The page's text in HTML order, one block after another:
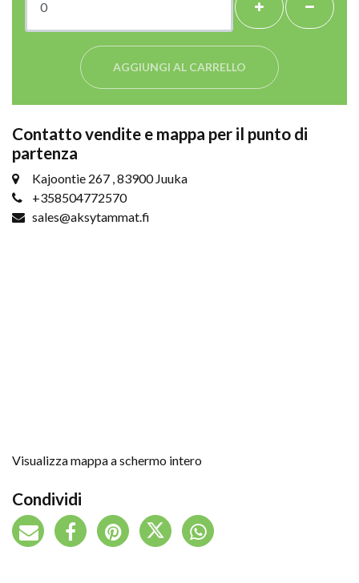
AGGIUNGI AL CARRELLO
Contatto vendite e mappa per il punto di
partenza
Kajoontie 267 , 83900 Juuka
+358504772570
sales@aksytammat.fi
Visualizza mappa a schermo intero
Condividi